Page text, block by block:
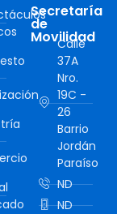
Secretaría
de
Movilidad
Calle
37A
Nro.
19C -
26
Barrio
Jordán
Paraíso
ND
ND